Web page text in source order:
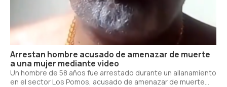
Arrestan hombre acusado de amenazar de muerte
a una mujer mediante video
Un hombre de 58 años fue arrestado durante un allanamiento
en el sector Los Pomos, acusado de amenazar de muerte...